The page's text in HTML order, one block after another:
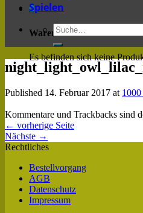
0
Warenkorb
Es befinden sich keine
Spielen
Published 14. Februar 2017 at
Kommentare und Trackbacks sind
← vorherige Seite
Nächste →
Rechtliches
Bestellvorgang
AGB
Datenschutz
Impressum